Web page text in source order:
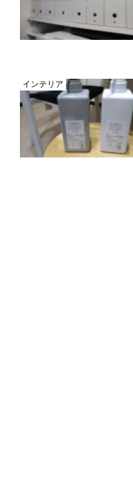
インテリア